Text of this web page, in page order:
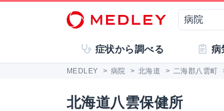
症状から調べる 病
MEDLEY > 病院 > 北海道 > 二海郡八雲町
北海道八雲保健所